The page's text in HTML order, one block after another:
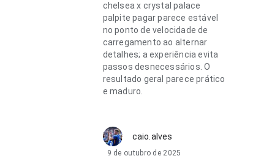
chelsea x crystal palace
palpite pagar parece estável
no ponto de velocidade de
carregamento ao alternar
detalhes; a experiência evita
passos desnecessários. O
resultado geral parece prático
e maduro.
caio.alves
9 de outubro de 2025